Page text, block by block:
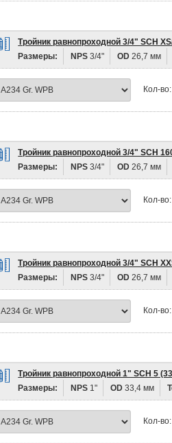
Тройник равнопроходной 3/4" SCH
Размеры:
NPS 3/4" OD 26,7 мм
Кол-во:
Тройник равнопроходной 3/4" SCH
Размеры:
NPS 3/4" OD 26,7 мм
Кол-во:
Тройник равнопроходной 3/4" SCH
Размеры:
NPS 3/4" OD 26,7 мм
Кол-во:
Тройник равнопроходной 1" SCH 5
Размеры:
NPS 1" OD 33,4 мм
Кол-во: